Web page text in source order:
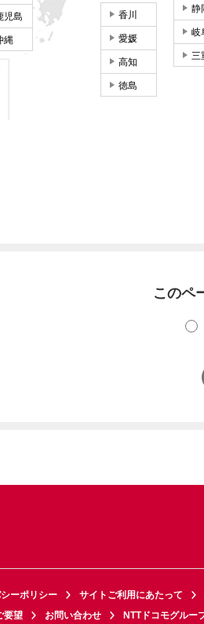
静
岐
三
香川
愛媛
高知
徳島
児島
縄
このペ
ーポリシー サイトご利用にあたって
要望 お問い合わせ NTTドコモグルー